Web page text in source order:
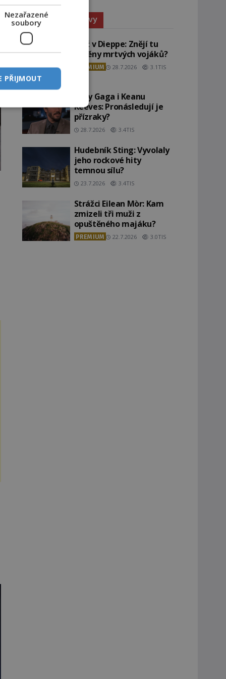
Paranormální jevy
Pláž v Dieppe: Znějí tu
ozvěny mrtvých vojáků?
PREMIUM 28.7.2026 3.1TIS
Lady Gaga i Keanu
Reeves: Pronásledují je
přízraky?
28.7.2026 3.4TIS
Hudebník Sting: Vyvolaly
jeho rockové hity
temnou sílu?
23.7.2026 3.4TIS
Strážci Eilean Mòr: Kam
zmizeli tři muži z
opuštěného majáku?
PREMIUM 22.7.2026 3.0TIS
Nezařazené
soubory
PŘIJMOUT